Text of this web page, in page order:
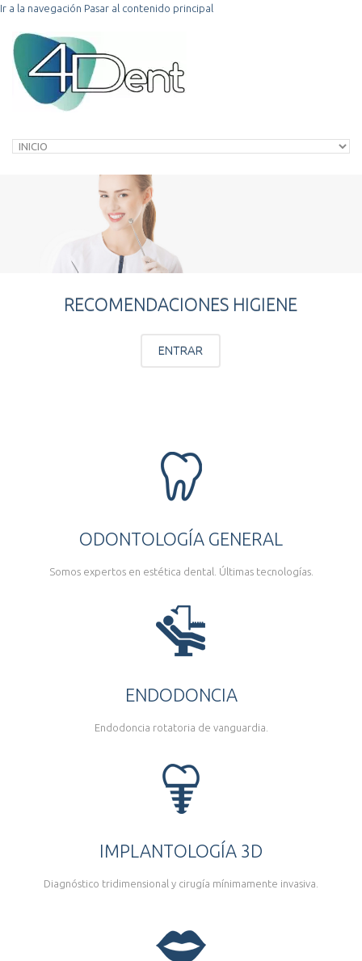
Ir a la navegación Pasar al contenido principal
RECOMENDACIONES HIGIENE
ENTRAR
ODONTOLOGÍA GENERAL
Somos expertos en estética dental. Últimas tecnologías.
ENDODONCIA
Endodoncia rotatoria de vanguardia.
IMPLANTOLOGÍA 3D
Diagnóstico tridimensional y cirugía mínimamente invasiva.